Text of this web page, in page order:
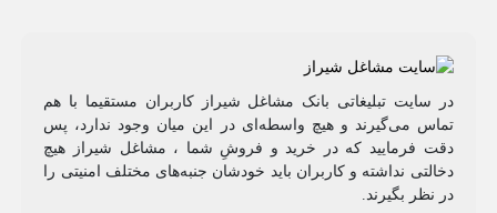
در سایت تبلیغاتی بانک مشاغل شیراز کاربران مستقیما با هم
تماس می‌گیرند و هیچ واسطه‌ای در این میان وجود ندارد، پس
دقت فرمایید که در خرید و فروشِ شما ، مشاغل شیراز هیچ
دخالتی نداشته و کاربران باید خودشان جنبه‌های مختلف امنیتی را
در نظر بگیرند.